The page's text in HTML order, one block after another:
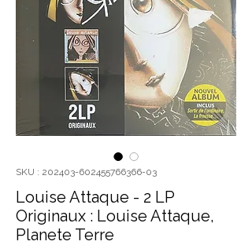
SKU : 202403-602455766366-03
Louise Attaque - 2 LP
Originaux : Louise Attaque,
Planete Terre